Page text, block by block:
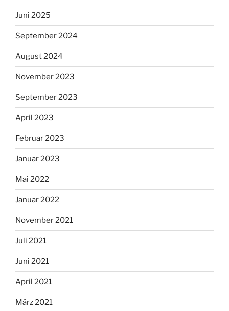
Juni 2025
September 2024
August 2024
November 2023
September 2023
April 2023
Februar 2023
Januar 2023
Mai 2022
Januar 2022
November 2021
Juli 2021
Juni 2021
April 2021
März 2021